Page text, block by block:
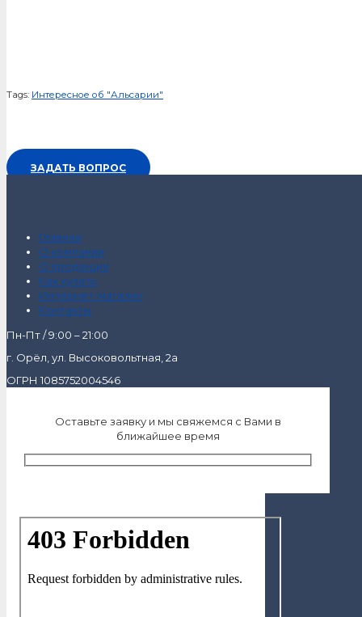
Tags: Интересное об "Альсарии"
ЗАДАТЬ ВОПРОС
Главная
О компании
О продукции
Как купить
Интернет-магазин
Контакты
Пн-Пт / 9:00 – 21:00
г. Орёл, ул. Высоковольтная, 2а
ОГРН 1085752004546
Оставьте заявку и мы свяжемся с Вами в
ближайшее время